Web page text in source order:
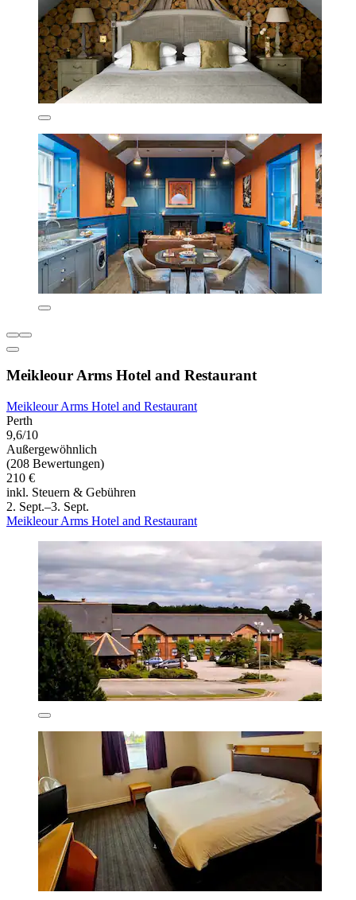
Meikleour Arms Hotel and Restaurant
Meikleour Arms Hotel and Restaurant
Perth
9,6/10
Außergewöhnlich
(208 Bewertungen)
210 €
inkl. Steuern & Gebühren
2. Sept.–3. Sept.
Meikleour Arms Hotel and Restaurant